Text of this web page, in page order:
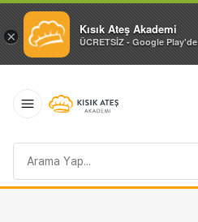
× Kısık Ateş Akademi
ÜCRETSİZ - Google Play'de
sorgusu